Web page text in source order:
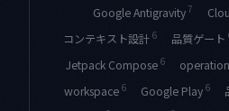
Google Antigravity7
コンテキスト設計 6 品質ゲート
Jetpack Compose 6
workspace 6 Google Play 6